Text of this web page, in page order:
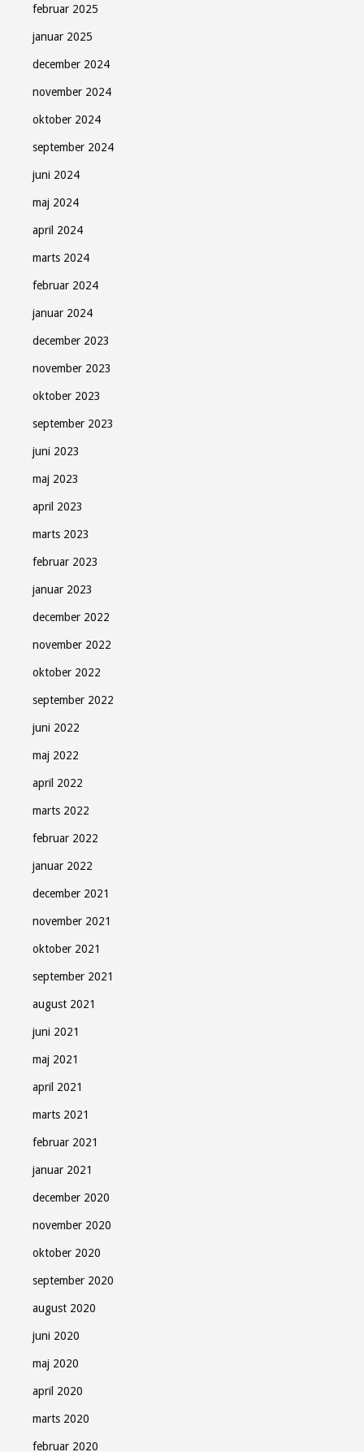
februar 2025
januar 2025
december 2024
november 2024
oktober 2024
september 2024
juni 2024
maj 2024
april 2024
marts 2024
februar 2024
januar 2024
december 2023
november 2023
oktober 2023
september 2023
juni 2023
maj 2023
april 2023
marts 2023
februar 2023
januar 2023
december 2022
november 2022
oktober 2022
september 2022
juni 2022
maj 2022
april 2022
marts 2022
februar 2022
januar 2022
december 2021
november 2021
oktober 2021
september 2021
august 2021
juni 2021
maj 2021
april 2021
marts 2021
februar 2021
januar 2021
december 2020
november 2020
oktober 2020
september 2020
august 2020
juni 2020
maj 2020
april 2020
marts 2020
februar 2020